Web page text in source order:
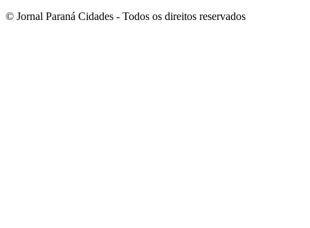
© Jornal Paraná Cidades - Todos os direitos reservados